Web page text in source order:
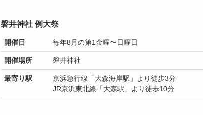
磐井神社 例大祭
開催日 毎年8月の第1金曜〜日曜日
開催場所 磐井神社
最寄り駅
京浜急行線「大森海岸駅」より徒歩3分
JR京浜東北線「大森駅」より徒歩10分